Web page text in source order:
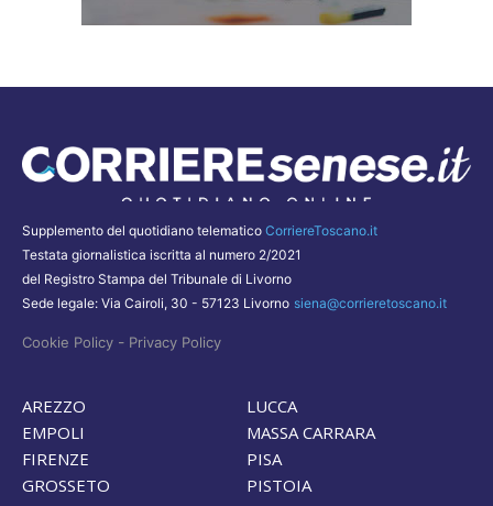
Supplemento del quotidiano telematico CorriereToscano.it
Testata giornalistica iscritta al numero 2/2021
del Registro Stampa del Tribunale di Livorno
Sede legale: Via Cairoli, 30 - 57123 Livorno siena@corrieretoscano.it
Cookie Policy - Privacy Policy
AREZZO
EMPOLI
FIRENZE
GROSSETO
LUCCA
MASSA CARRARA
PISA
PISTOIA